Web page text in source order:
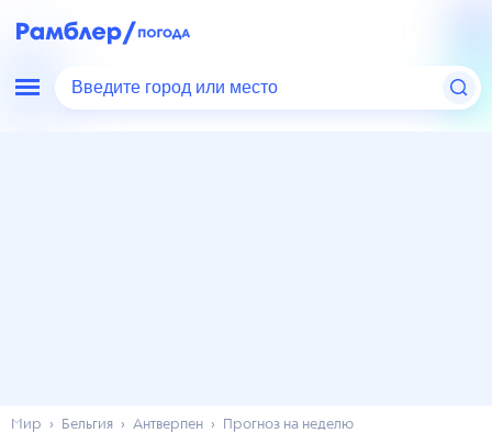
Введите город или место
Мир Бельгия Антверпен Прогноз на неделю